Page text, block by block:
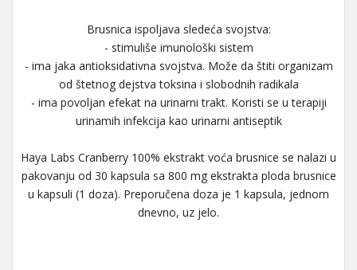
Brusnica ispoljava sledeća svojstva:
- stimuliše imunološki sistem
- ima jaka antioksidativna svojstva. Može da štiti organizam
od štetnog dejstva toksina i slobodnih radikala
- ima povoljan efekat na urinarni trakt. Koristi se u terapiji
urinamih infekcija kao urinarni antiseptik
Haya Labs Cranberry 100% ekstrakt voća brusnice se nalazi u
pakovanju od 30 kapsula sa 800 mg ekstrakta ploda brusnice
u kapsuli (1 doza). Preporučena doza je 1 kapsula, jednom
dnevno, uz jelo.